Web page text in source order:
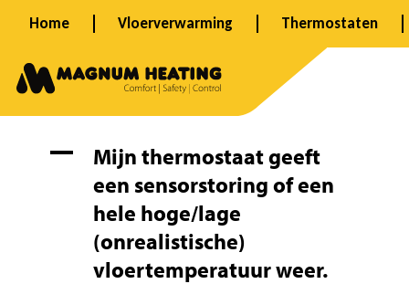
inhoud
Home Vloerverwarming Thermostaten
M
A
Mijn thermostaat geeft
een sensorstoring of een
hele hoge/lage
(onrealistische)
vloertemperatuur weer.